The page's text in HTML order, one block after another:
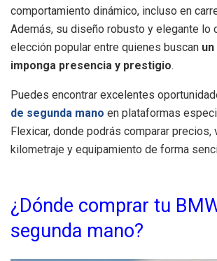
comportamiento dinámico, incluso en
Además, su diseño robusto y elegante lo
elección popular entre quienes buscan
imponga presencia y prestigio.
Puedes encontrar excelentes
de segunda mano en plataformas
Flexicar, donde podrás comparar precios,
kilometraje y equipamiento de forma
¿Dónde comprar tu
segunda mano?